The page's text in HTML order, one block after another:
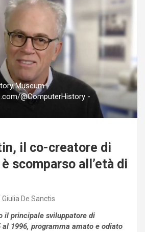
Museum -
@ComputerHistory -
il co-creatore di
scomparso all’età di
Giulia De Sanctis
il principale sviluppatore di
al 1996, programma amato e odiato